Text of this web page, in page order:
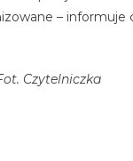
– informuje
Czytelniczka